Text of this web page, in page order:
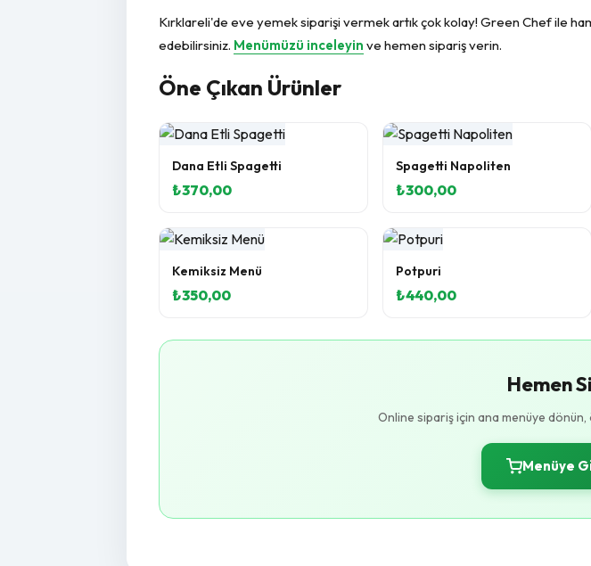
Kırklareli'de eve yemek siparişi vermek artık çok kolay! Green Chef ile
edebilirsiniz. Menümüzü inceleyin ve hemen sipariş verin.
Öne Çıkan Ürünler
Dana Etli Spagetti
₺370,00
Spagetti Napoliten
₺300,00
Kemiksiz Menü
₺350,00
Potpuri
₺440,00
Hemen
Online sipariş için ana menüye
Menüye